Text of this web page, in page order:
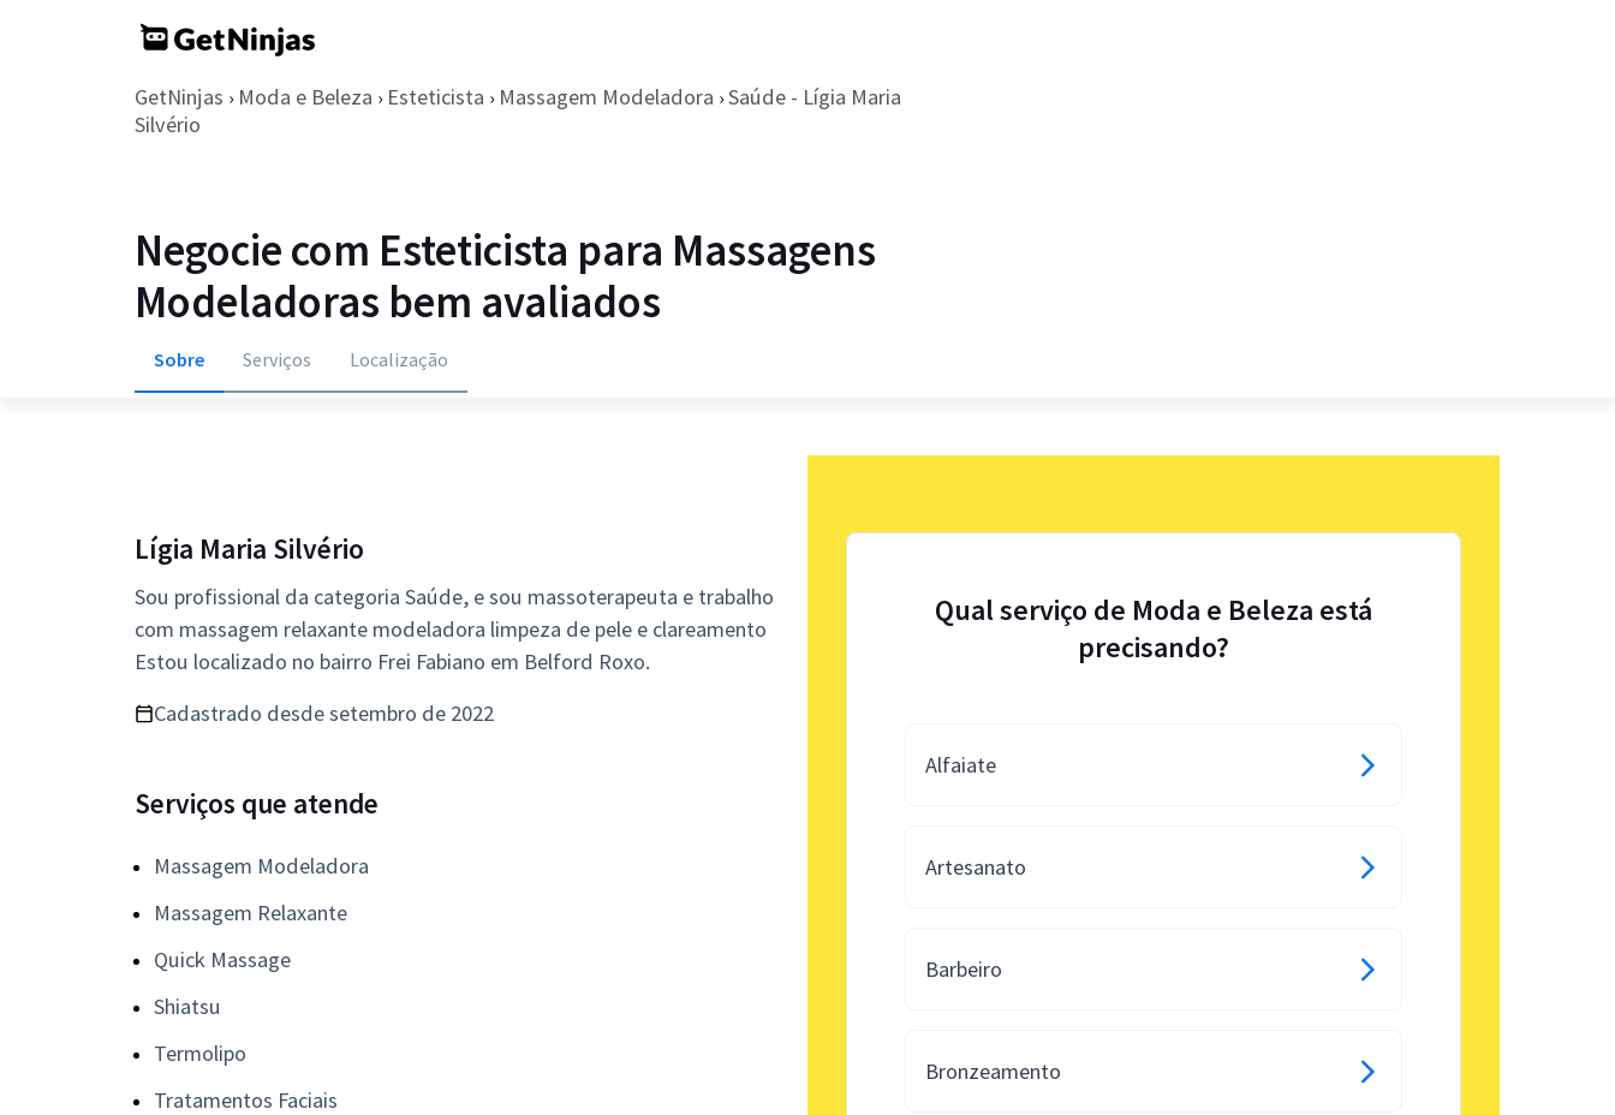
GetNinjas › Moda e Beleza › Esteticista › Massagem Modeladora › Saúde - Lígia Maria
Silvério
Negocie com Esteticista para Massagens
Modeladoras bem avaliados
Sobre Serviços Localização
Lígia Maria Silvério
Sou profissional da categoria Saúde, e sou massoterapeuta e trabalho
com massagem relaxante modeladora limpeza de pele e clareamento
Estou localizado no bairro Frei Fabiano em Belford Roxo.
Cadastrado desde setembro de 2022
Serviços que atende
Massagem Modeladora
Massagem Relaxante
Quick Massage
Shiatsu
Termolipo
Tratamentos Faciais
Qual serviço de Moda e Beleza está
precisando?
Alfaiate
Artesanato
Barbeiro
Bronzeamento